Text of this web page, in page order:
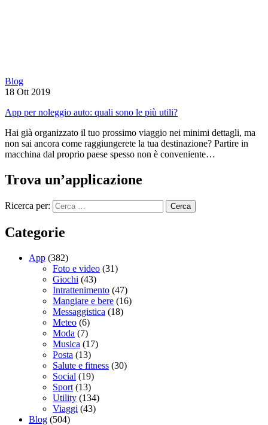
Blog
18 Ott 2019
App per noleggio auto: quali sono le più utili?
Hai già organizzato il tuo prossimo viaggio nei minimi dettagli, ma
non sai ancora come raggiungerete la tua destinazione? Partire in
macchina dal proprio paese spesso non è conveniente…
Trova un’applicazione
Ricerca per:
Categorie
App (382)
Foto e video (31)
Giochi (43)
Intrattenimento (47)
Mangiare e bere (16)
Messaggistica (18)
Meteo (6)
Moda (7)
Musica (17)
Posta (13)
Salute e fitness (30)
Social (19)
Sport (13)
Utility (134)
Viaggi (43)
Blog (504)